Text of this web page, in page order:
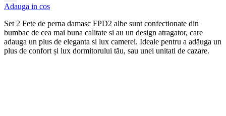
Adauga in cos
Set 2 Fete de perna damasc FPD2 albe sunt confectionate din
bumbac de cea mai buna calitate si au un design atragator, care
adauga un plus de eleganta si lux camerei. Ideale pentru a adăuga un
plus de confort și lux dormitorului tău, sau unei unitati de cazare.